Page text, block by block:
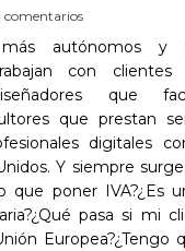
comentarios
autónomos y
con
que
que prestan
digitales
Y siempre
que poner IVA?¿Es
pasa si mi
Europea?¿Tengo